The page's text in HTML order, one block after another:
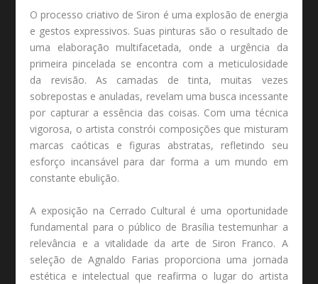
O processo criativo de Siron é uma explosão de energia
e gestos expressivos. Suas pinturas são o resultado de
uma elaboração multifacetada, onde a urgência da
primeira pincelada se encontra com a meticulosidade
da revisão. As camadas de tinta, muitas vezes
sobrepostas e anuladas, revelam uma busca incessante
por capturar a essência das coisas. Com uma técnica
vigorosa, o artista constrói composições que misturam
marcas caóticas e figuras abstratas, refletindo seu
esforço incansável para dar forma a um mundo em
constante ebulição.
A exposição na Cerrado Cultural é uma oportunidade
fundamental para o público de Brasília testemunhar a
relevância e a vitalidade da arte de Siron Franco. A
seleção de Agnaldo Farias proporciona uma jornada
estética e intelectual que reafirma o lugar do artista